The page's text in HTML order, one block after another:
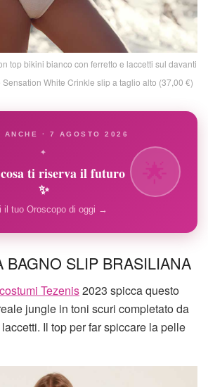
top bikini bianco con ferretto e laccetti sul davanti
White Crinkle slip a taglio alto (37,00 €)
· 7 AGOSTO 2026
✦
ti riserva il futuro
✨
il tuo Oroscopo di oggi →
BAGNO SLIP BRASILIANA
costumi Tezenis2023 spicca questo
jungle in toni scuri completato da
Il top per far spiccare la pelle